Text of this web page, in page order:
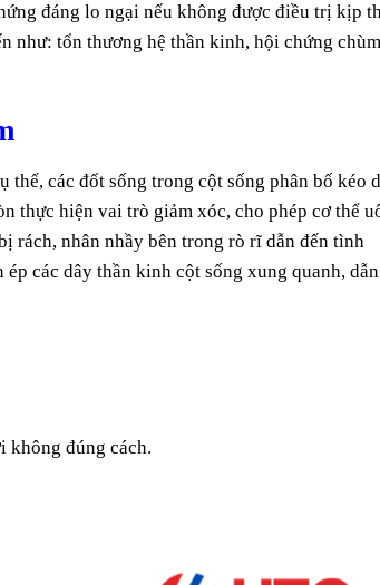
đáng lo ngại nếu không được điều trị kịp
như: tổn thương hệ thần kinh, hội chứng chùm
các đốt sống trong cột sống phân bố kéo
thực hiện vai trò giảm xóc, cho phép cơ thể
rách, nhân nhầy bên trong rò rĩ dẫn đến tình
các dây thần kinh cột sống xung quanh, dẫn
không đúng cách.